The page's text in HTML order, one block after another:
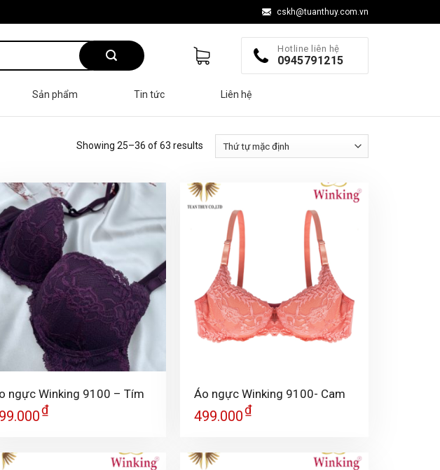
cskh@tuanthuy.com.vn
0945791215
Sản phẩm Tin tức Liên hệ
Showing 25–36 of 63 results
ngực Winking 9100 – Tím
₫
Áo ngực Winking 9100- Cam
499.000₫